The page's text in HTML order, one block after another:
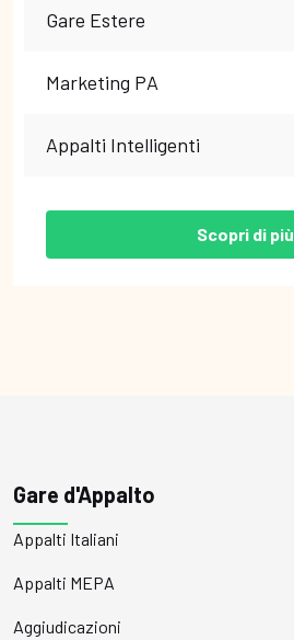
Gare Estere
Marketing PA
Appalti Intelligenti
Scopri di più
Gare d'Appalto
Appalti Italiani
Appalti MEPA
Aggiudicazioni